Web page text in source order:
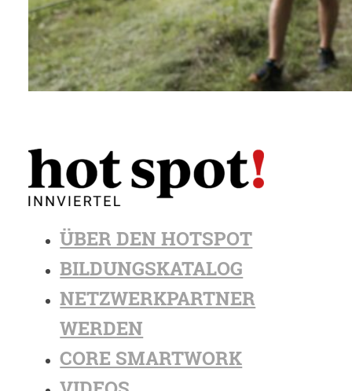
ÜBER DEN HOTSPOT
BILDUNGSKATALOG
NETZWERKPARTNER
WERDEN
CORE SMARTWORK